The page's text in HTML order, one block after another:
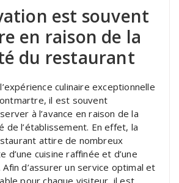
est souvent
en raison de la
du restaurant
culinaire exceptionnelle
il est souvent
à l’avance en raison de la
de l’établissement. En effet, la
attire de nombreux
d’une cuisine raffinée et d’une
Afin d’assurer un service optimal et